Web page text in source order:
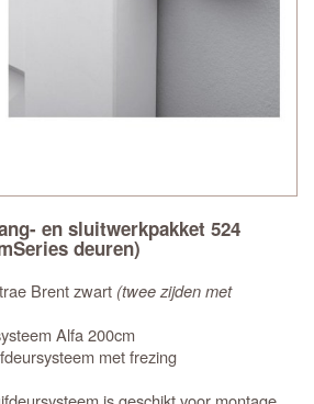
en sluitwerkpakket 524
deuren)
Brent zwart (twee zijden met
Alfa 200cm
met frezing